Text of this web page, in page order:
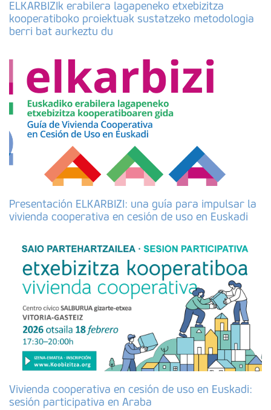
ELKARBIZIk erabilera lagapeneko etxebizitza
kooperatiboko proiektuak sustatzeko metodologia
berri bat aurkeztu du
Presentación ELKARBIZI: una guía para impulsar la
vivienda cooperativa en cesión de uso en Euskadi
Vivienda cooperativa en cesión de uso en Euskadi:
sesión participativa en Araba